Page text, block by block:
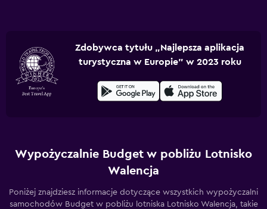
Zdobywca tytułu „Najlepsza aplikacja
turystyczna w Europie” w 2023 roku
Wypożyczalnie Budget w pobliżu Lotnisko
Walencja
Poniżej znajdziesz informacje dotyczące wszystkich wypożyczalni
samochodów Budget w pobliżu lotniska Lotnisko Walencja, takie